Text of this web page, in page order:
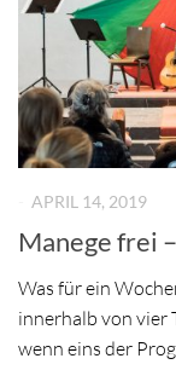
APRIL 14, 2019
Manege frei
Was für ein
innerhalb von vier
wenn eins der